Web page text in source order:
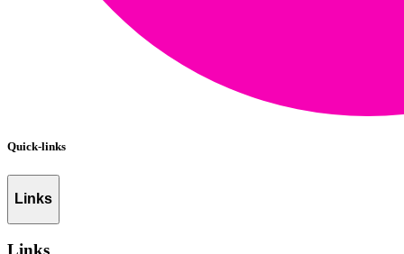
Quick-links
Links